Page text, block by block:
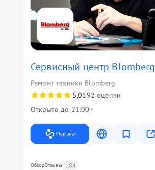
Сервисный центр Blomberg
Ремонт техники Blomberg
5,0192 оценки
Открыто до 21:00
Маршрут
ОбзорОтзывы 184